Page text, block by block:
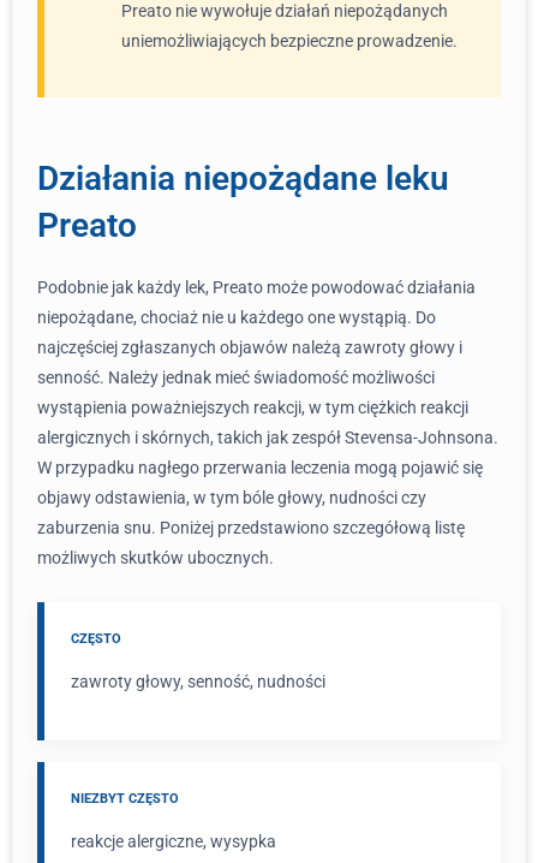
Preato nie wywołuje działań niepożądanych
uniemożliwiających bezpieczne prowadzenie.
Działania niepożądane leku
Preato
Podobnie jak każdy lek, Preato może powodować działania
niepożądane, chociaż nie u każdego one wystąpią. Do
najczęściej zgłaszanych objawów należą zawroty głowy i
senność. Należy jednak mieć świadomość możliwości
wystąpienia poważniejszych reakcji, w tym ciężkich reakcji
alergicznych i skórnych, takich jak zespół Stevensa-Johnsona.
W przypadku nagłego przerwania leczenia mogą pojawić się
objawy odstawienia, w tym bóle głowy, nudności czy
zaburzenia snu. Poniżej przedstawiono szczegółową listę
możliwych skutków ubocznych.
CZĘSTO
zawroty głowy, senność, nudności
NIEZBYT CZĘSTO
reakcje alergiczne, wysypka